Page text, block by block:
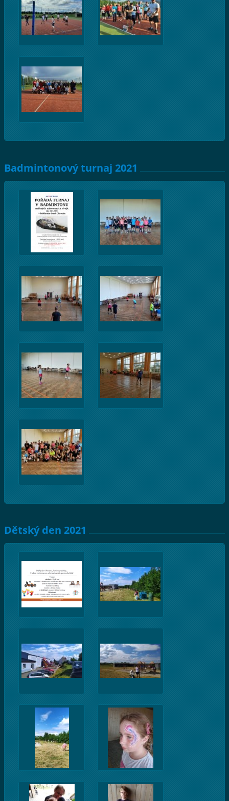
Badmintonový turnaj 2021
Dětský den 2021